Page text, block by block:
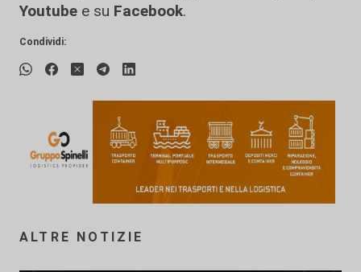
Youtube e su Facebook.
Condividi:
ALTRE NOTIZIE